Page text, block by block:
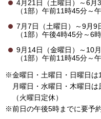
4月21日（土曜日）～6月3
（1部）午前11時45分～
7月7日（土曜日）～9月9
（1部）午後4時45分～6
9月14日（金曜日）～10
（1部）午前11時45分～
※金曜日・土曜日・日曜日は
月曜日・水曜日・木曜日は
（火曜日定休）
※前日の午後5時までに要予